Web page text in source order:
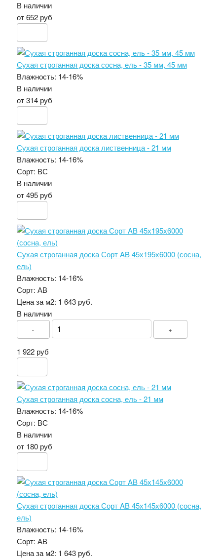
В наличии
от 652 руб
Сухая строганная доска сосна, ель - 35 мм, 45 мм
Влажность: 14-16%
В наличии
от 314 руб
Сухая строганная доска лиственница - 21 мм
Влажность: 14-16%
Сорт: ВС
В наличии
от 495 руб
Сухая строганная доска Сорт AB 45х195х6000 (сосна,
ель)
Влажность: 14-16%
Сорт: АВ
Цена за м2: 1 643 руб.
В наличии
- +
1 922 руб
Сухая строганная доска сосна, ель - 21 мм
Влажность: 14-16%
Сорт: ВС
В наличии
от 180 руб
Сухая строганная доска Сорт AB 45х145х6000 (сосна,
ель)
Влажность: 14-16%
Сорт: АВ
Цена за м2: 1 643 руб.